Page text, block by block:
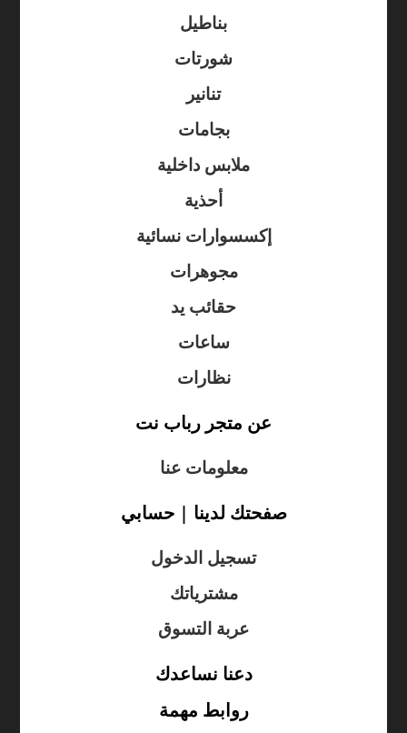
بناطيل
شورتات
تنانير
بجامات
ملابس داخلية
أحذية
إكسسوارات نسائية
مجوهرات
حقائب يد
ساعات
نظارات
عن متجر رباب نت
معلومات عنا
صفحتك لدينا | حسابي
تسجيل الدخول
مشترياتك
عربة التسوق
دعنا نساعدك
روابط مهمة